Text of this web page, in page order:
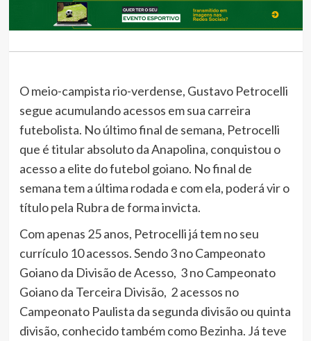
O meio-campista rio-verdense, Gustavo Petrocelli
segue acumulando acessos em sua carreira
futebolista. No último final de semana, Petrocelli
que é titular absoluto da Anapolina, conquistou o
acesso a elite do futebol goiano. No final de
semana tem a última rodada e com ela, poderá vir o
título pela Rubra de forma invicta.
Com apenas 25 anos, Petrocelli já tem no seu
currículo 10 acessos. Sendo 3 no Campeonato
Goiano da Divisão de Acesso, 3 no Campeonato
Goiano da Terceira Divisão, 2 acessos no
Campeonato Paulista da segunda divisão ou quinta
divisão, conhecido também como Bezinha. Já teve